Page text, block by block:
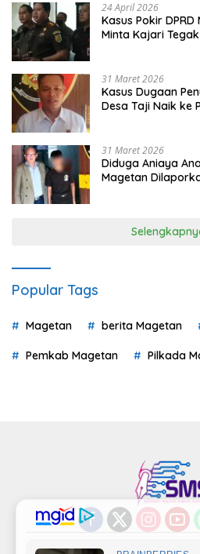
24 April 2026
Kasus Pokir
Minta Kajari
31 Maret 2026
Kasus Dugaan
Desa Taji Naik ke
31 Maret 2026
Diduga Aniaya
Magetan
Popular Tags
Magetan berita Magetan
Pemkab Magetan Pilkada